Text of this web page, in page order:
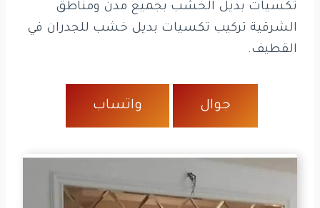
تكسيات بديل الخشب بجميع مدن ومناطق
الشرقية تركيب تكسيات بديل خشب للجدران في
القطيف.
جوال واتساب